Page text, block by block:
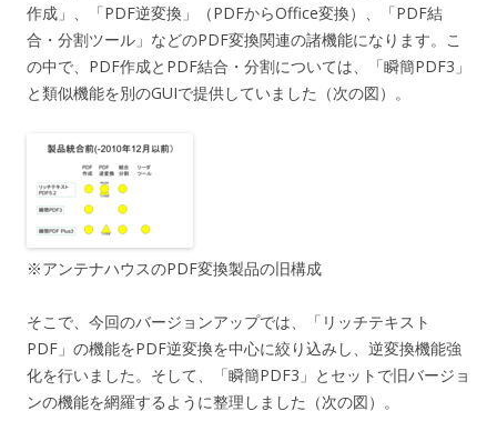
作成」、「PDF逆変換」（PDFからOffice変換）、「PDF結
合・分割ツール」などのPDF変換関連の諸機能になります。こ
の中で、PDF作成とPDF結合・分割については、「瞬簡PDF3」
と類似機能を別のGUIで提供していました（次の図）。
※アンテナハウスのPDF変換製品の旧構成
そこで、今回のバージョンアップでは、「リッチテキスト
PDF」の機能をPDF逆変換を中心に絞り込みし、逆変換機能強
化を行いました。そして、「瞬簡PDF3」とセットで旧バージョ
ンの機能を網羅するように整理しました（次の図）。